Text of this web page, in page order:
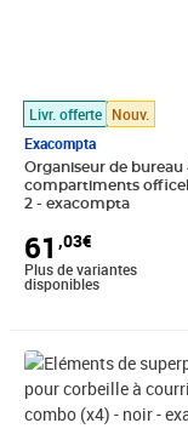
Livr. offerte Nouv.
Exacompta
Organiseur de bureau
compartiments
2 - exacompta
61 ,03€
Plus de variantes
disponibles
Prix 40,30€